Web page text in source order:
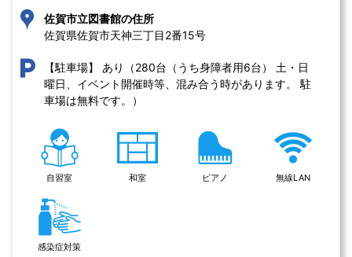
佐賀市立図書館の住所
佐賀県佐賀市天神三丁目2番15号
【駐車場】
あり（280台（うち身障者用6台） 土・日
曜日、イベント開催時等、混み合う時があります。 駐
車場は無料です。）
自習室 和室 ピアノ 無線LAN
感染症対策